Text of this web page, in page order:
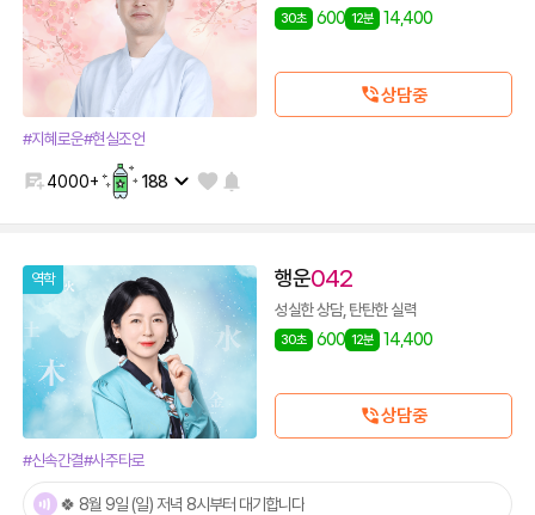
30초 600 12분 14,400
상담중
#지혜로운#현실조언
4000+ 188
역학 행운042
성실한 상담, 탄탄한 실력
30초 600 12분 14,400
상담중
#신속간결#사주타로
🍀 8월 9일 (일) 저녁 8시부터 대기합니다